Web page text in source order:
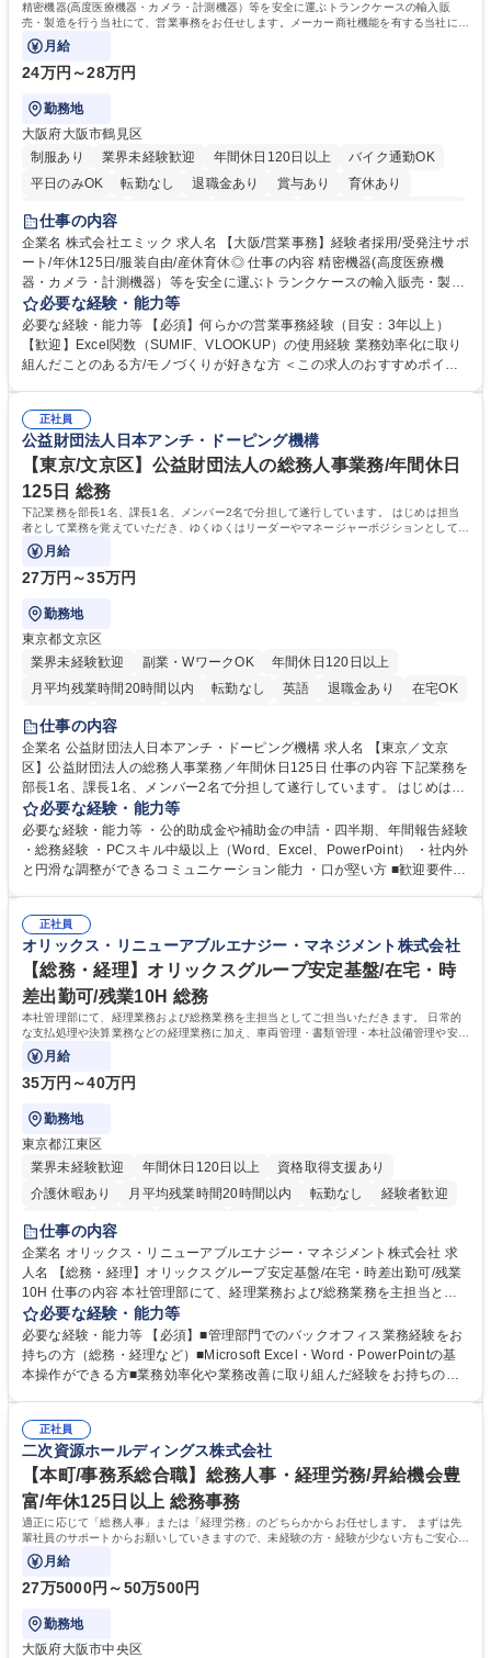
精密機器(高度医療機器・カメラ・計測機器）等を安全に運ぶトランクケースの輸入販
売・製造を行う当社にて、営業事務をお任せします。メーカー商社機能を有する当社に
て、ご経験を活かしていただきます。
月給
24万円～28万円
勤務地
大阪府大阪市鶴見区
制服あり
業界未経験歓迎 年間休日120日以上
バイク通勤OK
平日のみOK
転勤なし 退職金あり 賞与あり
育休あり
完全週休2日制
仕事の内容
企業名 株式会社エミック 求人名 【大阪/営業事務】経験者採用/受発注サポ
ート/年休125日/服装自由/産休育休◎ 仕事の内容 精密機器(高度医療機
器・カメラ・計測機器）等を安全に運ぶトランクケースの輸入販売・製造
を行う当社にて、営業事務をお任せします。メーカー商社機能を有する当
社にて、ご経験を活かしていただきます。 ・営業サポート（見積回答・資
料作成・納期回答） ・お客様対応（電話・メール） ・システム入力（各
帳票入力発行・売上仕入計上） ・受発注対応（在庫管理・出入荷対応）
休125日/服装自由/産休育休◎
必要な経験・能力等
必要な経験・能力等 【必須】何らかの営業事務経験（目安：3年以上）
【歓迎】Excel関数（SUMIF、VLOOKUP）の使用経験 業務効率化に取り
組んだことのある方/モノづくりが好きな方 ＜この求人のおすすめポイン
◎ 【3】産休育休取得実績があるからライフイベントも安心してお迎え可
能 【4】役員（女性）が従業員の働きやすさを第一に考えており、ストレ
スフリーな環境でお仕事が可能！従業員満足度も高く末永く就業が可能 学
歴・資格 学歴：大学院 大学 高専 短大 専修学校 高校 語学力： 資格：
正社員
公益財団法人日本アンチ・ドーピング機構
【東京/文京区】公益財団法人の総務人事業務/年間休日
125日 総務
下記業務を部長1名、課長1名、メンバー2名で分担して遂行しています。 はじめは担当
者として業務を覚えていただき、ゆくゆくはリーダーやマネージャーポジションとして活
躍いただくことを期待しています。
月給
27万円～35万円
勤務地
東京都文京区
業界未経験歓迎
副業・WワークOK
年間休日120日以上
月平均残業時間20時間以内
転勤なし 英語 退職金あり
在宅OK
賞与あり
育休あり
食事補助あり
仕事の内容
企業名 公益財団法人日本アンチ・ドーピング機構 求人名 【東京／文京
区】公益財団法人の総務人事業務／年間休日125日 仕事の内容 下記業務を
部長1名、課長1名、メンバー2名で分担して遂行しています。 はじめは担
当者として業務を覚えていただき、ゆくゆくはリーダーやマネージャーポ
ジションとして活躍いただくことを期待しています。 【総務・人事グルー
プの業務内容】 ・人事制度関連 ・採用活動 ・教育研修の企画、実行 ・勤
怠管理 ・官公庁への各種提出 ・法定の会議運営（評議員会、理事会） ・
管理 ・福利厚生関連 ・職員からの問合せ、相談対応 ・その他日常の総務
業務全般 募集職種 【東京／文京区】公益財団法人の総務人事業務／年間
休日125日
必要な経験・能力等
必要な経験・能力等 ・公的助成金や補助金の申請・四半期、年間報告経験
・総務経験 ・PCスキル中級以上（Word、Excel、PowerPoint） ・社内外
と円滑な調整ができるコミュニケーション能力 ・口が堅い方 ■歓迎要件
正社員
オリックス・リニューアブルエナジー・マネジメント株式会社
【総務・経理】オリックスグループ安定基盤/在宅・時
差出勤可/残業10H 総務
本社管理部にて、経理業務および総務業務を主担当としてご担当いただきます。 日常的
な支払処理や決算業務などの経理業務に加え、車両管理・書類管理・本社設備管理や安全
対策など幅広い総務業務もお任せします。
月給
35万円～40万円
勤務地
東京都江東区
業界未経験歓迎
年間休日120日以上
資格取得支援あり
介護休暇あり
月平均残業時間20時間以内 転勤なし
経験者歓迎
研修あり
在宅OK
駅近5分以内
資格取得手当あり 土日祝休み
仕事の内容
企業名 オリックス・リニューアブルエナジー・マネジメント株式会社 求
人名 【総務・経理】オリックスグループ安定基盤/在宅・時差出勤可/残業
10H 仕事の内容 本社管理部にて、経理業務および総務業務を主担当とし
てご担当いただきます。 日常的な支払処理や決算業務などの経理業務に加
え、車両管理・書類管理・本社設備管理や安全対策など幅広い総務業務も
お任せします。 業務効率化や業務改善の提案・推進にも積極的に取り組ん
でいただくことを期待しています。 【総務】※実務業務における業務改善
設備の保守点検、発注)■安全健康管理(オフィス内の安全衛生管理、BCP
対応等)■業務効率化・改善の企画推進 ※その他労働条件の備考へ続く 募
集職種 【総務・経理】オリックスグループ安定基盤/在宅・時差出勤可/残
業10H
必要な経験・能力等
必要な経験・能力等 【必須】■管理部門でのバックオフィス業務経験をお
持ちの方（総務・経理など）■Microsoft Excel・Word・PowerPointの基
本操作ができる方■業務効率化や業務改善に取り組んだ経験をお持ちの方
める方 【魅力】■オリックスの100%子会社という強固な経営基盤のもと
長期間安心して働ける環境です ■時差出勤や一部在宅勤務が可能であり月
平均残業時間も10時間程度とワークライフバランスを重視した働き方が実
現できます 学歴・資格 学歴：大学院 大学 高専 短大 専修学校 高校 語学
力： 資格：
正社員
二次資源ホールディングス株式会社
【本町/事務系総合職】総務人事・経理労務/昇給機会豊
富/年休125日以上 総務事務
適正に応じて「総務人事」または「経理労務」のどちらかからお任せします。 まずは先
輩社員のサポートからお願いしていきますので、未経験の方・経験が少ない方もご安心く
ださい。
月給
27万5000円～50万500円
勤務地
大阪府大阪市中央区